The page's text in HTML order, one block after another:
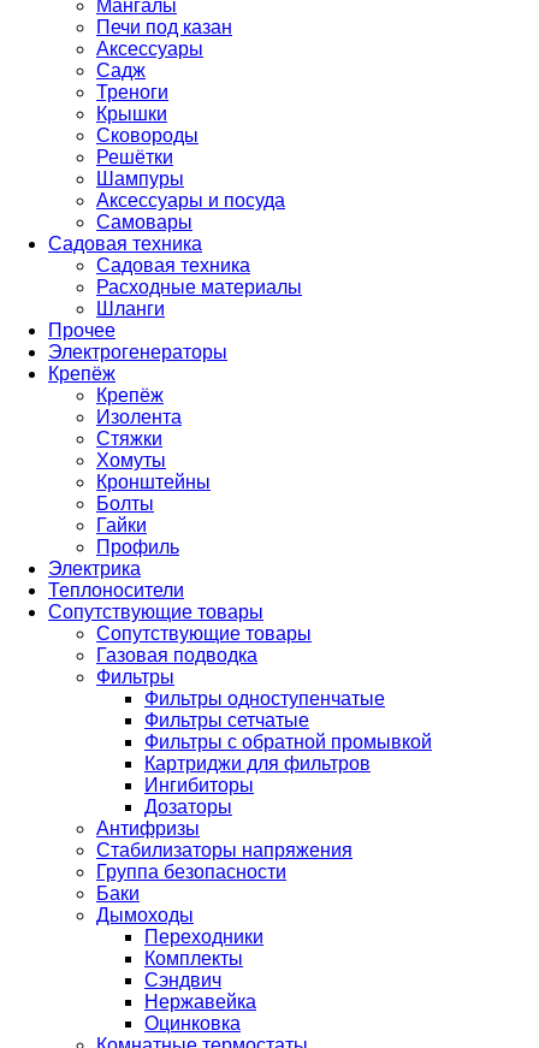
Мангалы
Печи под казан
Аксессуары
Садж
Треноги
Крышки
Сковороды
Решётки
Шампуры
Аксессуары и посуда
Самовары
Садовая техника
Садовая техника
Расходные материалы
Шланги
Прочее
Электрогенераторы
Крепёж
Крепёж
Изолента
Стяжки
Хомуты
Кронштейны
Болты
Гайки
Профиль
Электрика
Теплоносители
Сопутствующие товары
Сопутствующие товары
Газовая подводка
Фильтры
Фильтры одноступенчатые
Фильтры сетчатые
Фильтры с обратной промывкой
Картриджи для фильтров
Ингибиторы
Дозаторы
Антифризы
Стабилизаторы напряжения
Группа безопасности
Баки
Дымоходы
Переходники
Комплекты
Сэндвич
Нержавейка
Оцинковка